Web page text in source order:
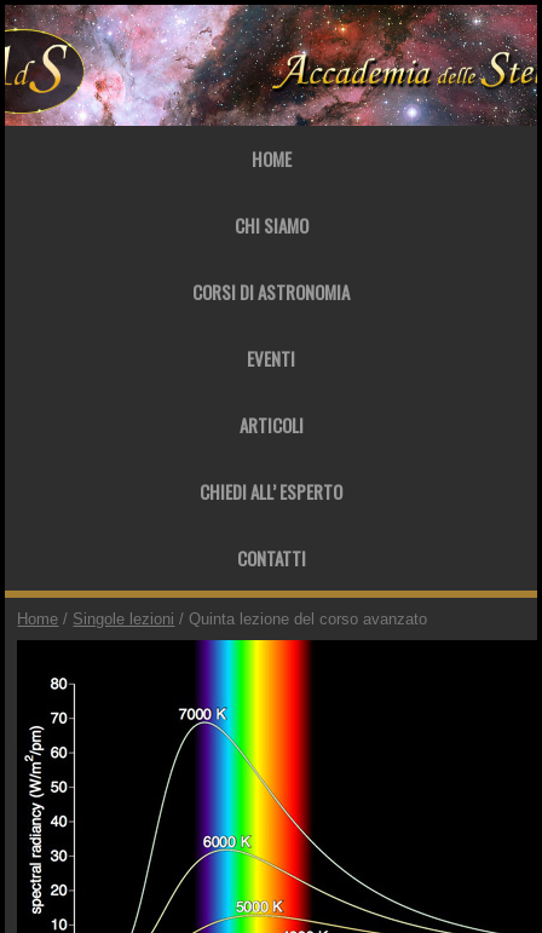
HOME
CHI SIAMO
CORSI DI ASTRONOMIA
EVENTI
ARTICOLI
CHIEDI ALL’ ESPERTO
CONTATTI
Home / Singole lezioni / Quinta lezione del corso avanzato